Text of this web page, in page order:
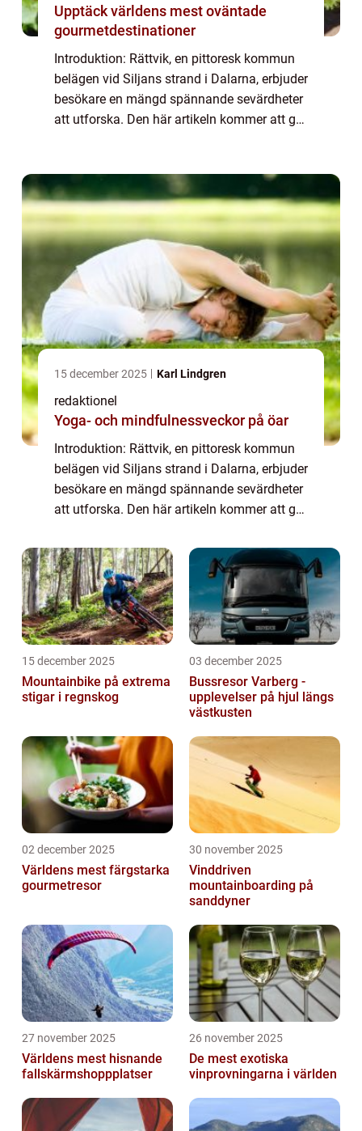
Upptäck världens mest oväntade
gourmetdestinationer
Introduktion: Rättvik, en pittoresk kommun
belägen vid Siljans strand i Dalarna, erbjuder
besökare en mängd spännande sevärdheter
att utforska. Den här artikeln kommer att ge
15 december 2025 Karl Lindgren
redaktionel
Yoga- och mindfulnessveckor på öar
Introduktion: Rättvik, en pittoresk kommun
belägen vid Siljans strand i Dalarna, erbjuder
besökare en mängd spännande sevärdheter
att utforska. Den här artikeln kommer att ge
presentera olika typer av attrak...
15 december 2025
Mountainbike på extrema
stigar i regnskog
03 december 2025
Bussresor Varberg -
upplevelser på hjul längs
västkusten
02 december 2025
Världens mest färgstarka
gourmetresor
30 november 2025
Vinddriven
mountainboarding på
sanddyner
27 november 2025
Världens mest hisnande
fallskärmshoppplatser
26 november 2025
De mest exotiska
vinprovningarna i världen